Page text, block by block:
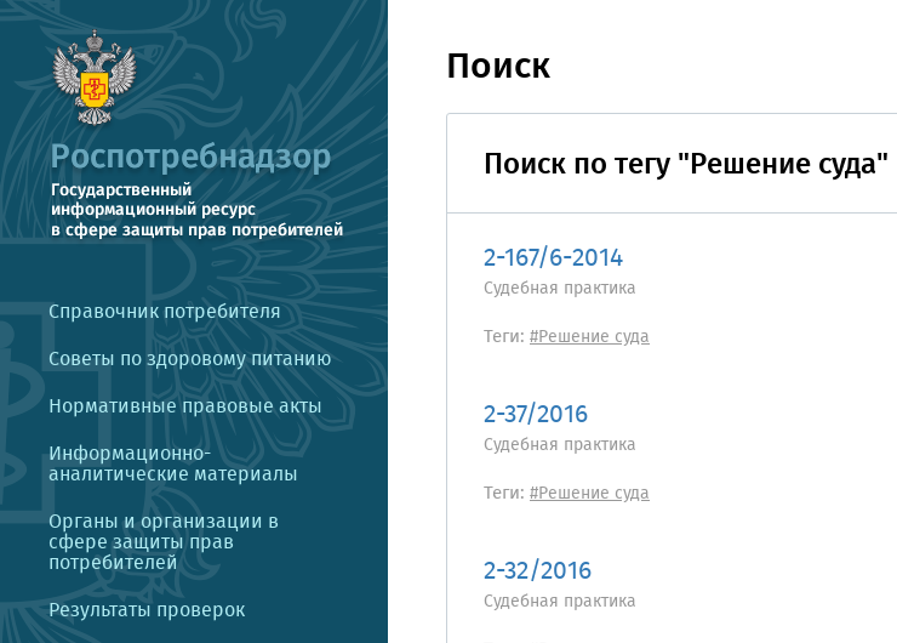
Справочник потребителя
Советы по здоровому питанию
Нормативные правовые акты
Информационно-
аналитические материалы
Органы и организации в
сфере защиты прав
потребителей
Результаты проверок
Поиск
Поиск по тегу "Решение суда"
2-167/6-2014
Судебная практика
Теги: #Решение суда
2-37/2016
Судебная практика
Теги: #Решение суда
2-32/2016
Судебная практика